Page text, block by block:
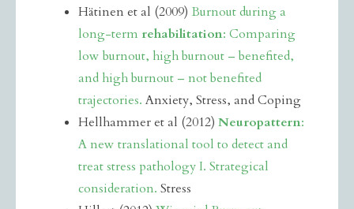
Hätinen et al (2009) Burnout during a
long-term rehabilitation: Comparing
low burnout, high burnout – benefited,
and high burnout – not benefited
trajectories. Anxiety, Stress, and Coping
Hellhammer et al (2012) Neuropattern:
A new translational tool to detect and
treat stress pathology I. Strategical
consideration. Stress